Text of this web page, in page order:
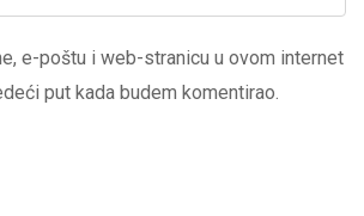
e-poštu i web-stranicu u ovom internet
put kada budem komentirao.